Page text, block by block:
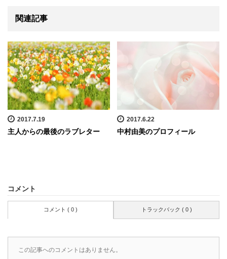
関連記事
2017.7.19
主人からの最後のラブレター
2017.6.22
中村由美のプロフィール
コメント
コメント ( 0 ) トラックバック ( 0 )
この記事へのコメントはありません。